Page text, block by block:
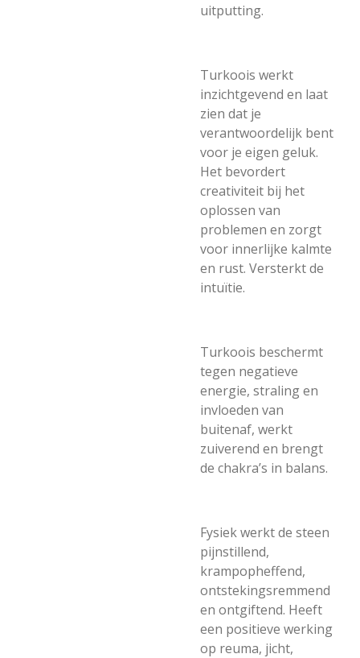
uitputting.
Turkoois werkt
inzichtgevend en laat
zien dat je
verantwoordelijk bent
voor je eigen geluk.
Het bevordert
creativiteit bij het
oplossen van
problemen en zorgt
voor innerlijke kalmte
en rust. Versterkt de
intuïtie.
Turkoois beschermt
tegen negatieve
energie, straling en
invloeden van
buitenaf, werkt
zuiverend en brengt
de chakra’s in balans.
Fysiek werkt de steen
pijnstillend,
krampopheffend,
ontstekingsremmend
en ontgiftend. Heeft
een positieve werking
op reuma, jicht,